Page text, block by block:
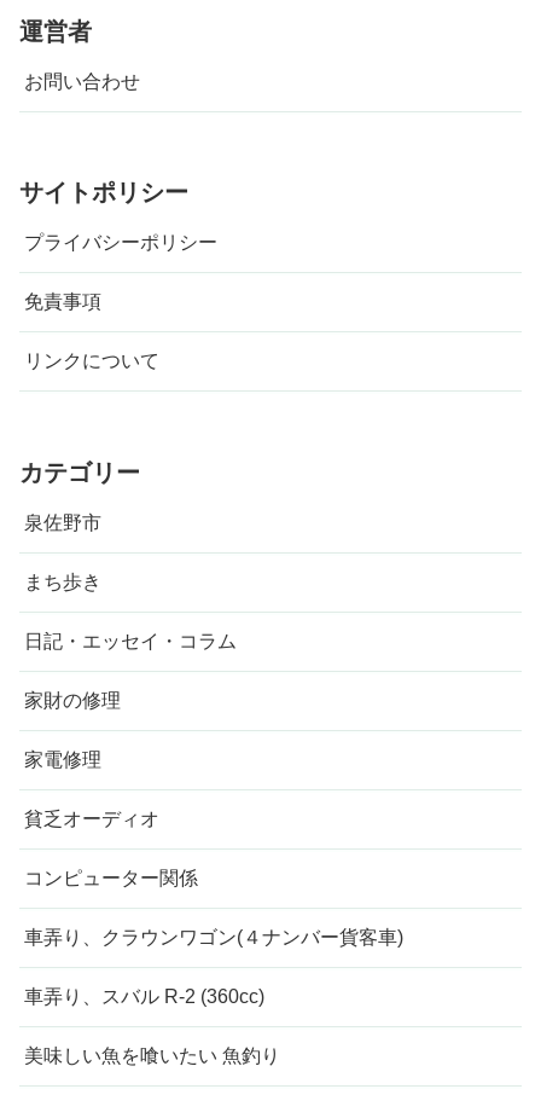
運営者
お問い合わせ
サイトポリシー
プライバシーポリシー
免責事項
リンクについて
カテゴリー
泉佐野市
まち歩き
日記・エッセイ・コラム
家財の修理
家電修理
貧乏オーディオ
コンピューター関係
車弄り、クラウンワゴン(４ナンバー貨客車)
車弄り、スバル R-2 (360cc)
美味しい魚を喰いたい 魚釣り